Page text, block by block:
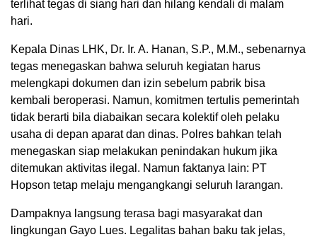
terlihat tegas di siang hari dan hilang kendali di malam
hari.
Kepala Dinas LHK, Dr. Ir. A. Hanan, S.P., M.M., sebenarnya
tegas menegaskan bahwa seluruh kegiatan harus
melengkapi dokumen dan izin sebelum pabrik bisa
kembali beroperasi. Namun, komitmen tertulis pemerintah
tidak berarti bila diabaikan secara kolektif oleh pelaku
usaha di depan aparat dan dinas. Polres bahkan telah
menegaskan siap melakukan penindakan hukum jika
ditemukan aktivitas ilegal. Namun faktanya lain: PT
Hopson tetap melaju mengangkangi seluruh larangan.
Dampaknya langsung terasa bagi masyarakat dan
lingkungan Gayo Lues. Legalitas bahan baku tak jelas,